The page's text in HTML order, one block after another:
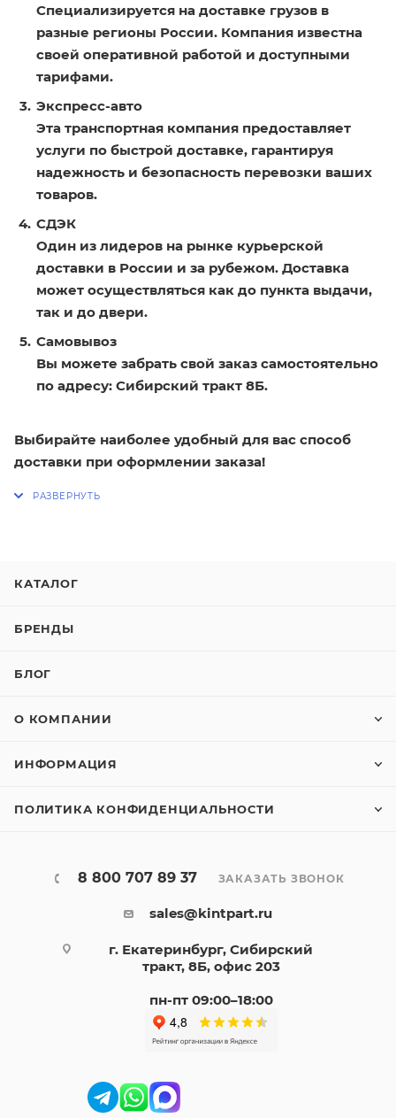
Специализируется на доставке грузов в
разные регионы России. Компания известна
своей оперативной работой и доступными
тарифами.
Экспресс-авто
Эта транспортная компания предоставляет
услуги по быстрой доставке, гарантируя
надежность и безопасность перевозки ваших
товаров.
СДЭК
Один из лидеров на рынке курьерской
доставки в России и за рубежом. Доставка
может осуществляться как до пункта выдачи,
так и до двери.
Самовывоз
Вы можете забрать свой заказ самостоятельно
по адресу: Сибирский тракт 8Б.
Выбирайте наиболее удобный для вас способ
доставки при оформлении заказа!
КАТАЛОГ
БРЕНДЫ
БЛОГ
О КОМПАНИИ
ИНФОРМАЦИЯ
ПОЛИТИКА КОНФИДЕНЦИАЛЬНОСТИ
8 800 707 89 37 ЗАКАЗАТЬ ЗВОНОК
sales@kintpart.ru
г. Екатеринбург, Сибирский
тракт, 8Б, офис 203
пн-пт 09:00–18:00